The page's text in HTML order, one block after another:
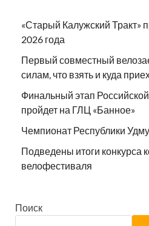
«Старый Калужский Тракт»
2026 года
Первый совместный
силам, что взять и куда
Финальный этап
пройдет на ГЛЦ «Банное»
Чемпионат Республики
Подведены итоги конкурса
велофестиваля
Поиск